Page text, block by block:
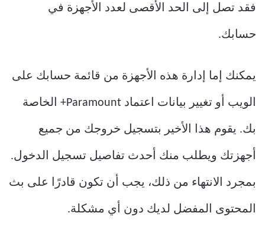
فقد تصل إلى الحد الأقصى لعدد الأجهزة في
حسابك.
يمكنك إما إدارة هذه الأجهزة من قائمة حسابك على
الويب أو تغيير بيانات اعتماد Paramount+ الخاصة
بك. يقوم هذا الأخير بتسجيل خروجك من جميع
أجهزتك ويطلب منك أحدث تفاصيل تسجيل الدخول.
بمجرد الانتهاء من ذلك، يجب أن تكون قادرًا على بث
المحتوى المفضل لديك دون أي مشكلة.